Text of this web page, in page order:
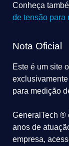
Conheça
de tensão para
Nota Oficial
Este é um site
para medição
GeneralTech ®
anos de
empresa,